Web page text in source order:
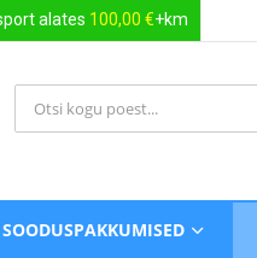
alates 100,00 €+km
SOODUSPAKKUMISED